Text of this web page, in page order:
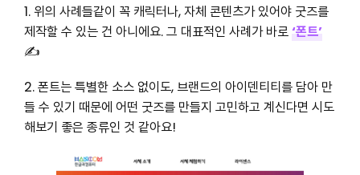
1. 위의 사례들같이 꼭 캐릭터나, 자체 콘텐츠가 있어야 굿즈를
제작할 수 있는 건 아니에요. 그 대표적인 사례가 바로‘폰트’
✍️
2. 폰트는 특별한 소스 없이도, 브랜드의 아이덴티티를 담아 만
들 수 있기 때문에 어떤 굿즈를 만들지 고민하고 계신다면 시도
해보기 좋은 종류인 것 같아요!